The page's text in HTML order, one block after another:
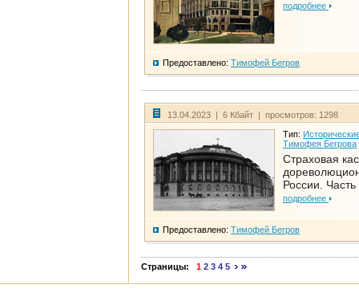
подробнее
Предоставлено: Тимофей Бегров
13.04.2023 | 6 Кбайт | просмотров: 1298
Тип:
Тимофея Бегрова
Страховая
России. Часть
подробнее
Предоставлено: Тимофей Бегров
Страницы: 1 2 3 4 5